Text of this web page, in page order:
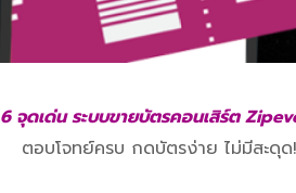
6 จุดเด่น ระบบขายบัตรคอนเสิร์ต
ตอบโจทย์ครบ กดบัตรง่าย ไม่มีสะดุด!